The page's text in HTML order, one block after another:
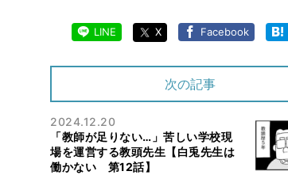
LINE X Facebook
次の記事
2024.12.20
「教師が足りない…」苦しい学校現
場を運営する教頭先生【白兎先生は
働かない 第12話】